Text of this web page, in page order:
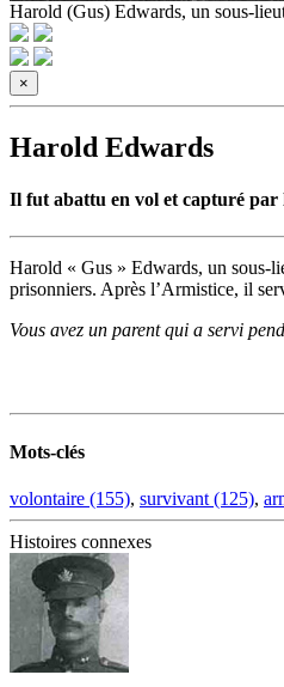
Harold (Gus) Edwards, un sous-
×
Harold Edwards
Il fut abattu en vol et capturé par
Harold « Gus » Edwards, un sous-
prisonniers. Après l’Armistice, il
Vous avez un parent qui a servi
Mots-clés
volontaire (155), survivant (125),
Histoires connexes